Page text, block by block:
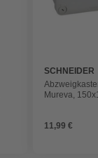
SCHNEIDER
ELECTRIC
Mureva,
11,99 €